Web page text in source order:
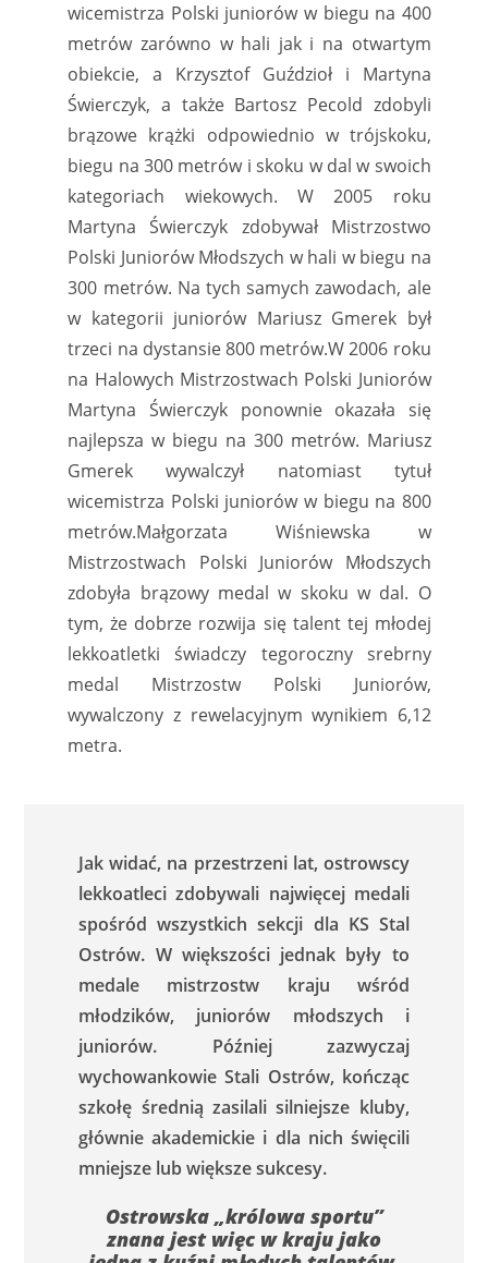
wicemistrza Polski juniorów w biegu na 400
metrów zarówno w hali jak i na otwartym
obiekcie, a Krzysztof Guździoł i Martyna
Świerczyk, a także Bartosz Pecold zdobyli
brązowe krążki odpowiednio w trójskoku,
biegu na 300 metrów i skoku w dal w swoich
kategoriach wiekowych. W 2005 roku
Martyna Świerczyk zdobywał Mistrzostwo
Polski Juniorów Młodszych w hali w biegu na
300 metrów. Na tych samych zawodach, ale
w kategorii juniorów Mariusz Gmerek był
trzeci na dystansie 800 metrów.W 2006 roku
na Halowych Mistrzostwach Polski Juniorów
Martyna Świerczyk ponownie okazała się
najlepsza w biegu na 300 metrów. Mariusz
Gmerek wywalczył natomiast tytuł
wicemistrza Polski juniorów w biegu na 800
metrów.Małgorzata Wiśniewska w
Mistrzostwach Polski Juniorów Młodszych
zdobyła brązowy medal w skoku w dal. O
tym, że dobrze rozwija się talent tej młodej
lekkoatletki świadczy tegoroczny srebrny
medal Mistrzostw Polski Juniorów,
wywalczony z rewelacyjnym wynikiem 6,12
metra.
Jak widać, na przestrzeni lat, ostrowscy
lekkoatleci zdobywali najwięcej medali
spośród wszystkich sekcji dla KS Stal
Ostrów. W większości jednak były to
medale mistrzostw kraju wśród
młodzików, juniorów młodszych i
juniorów. Później zazwyczaj
wychowankowie Stali Ostrów, kończąc
szkołę średnią zasilali silniejsze kluby,
głównie akademickie i dla nich święcili
mniejsze lub większe sukcesy.
Ostrowska „królowa sportu”
znana jest więc w kraju jako